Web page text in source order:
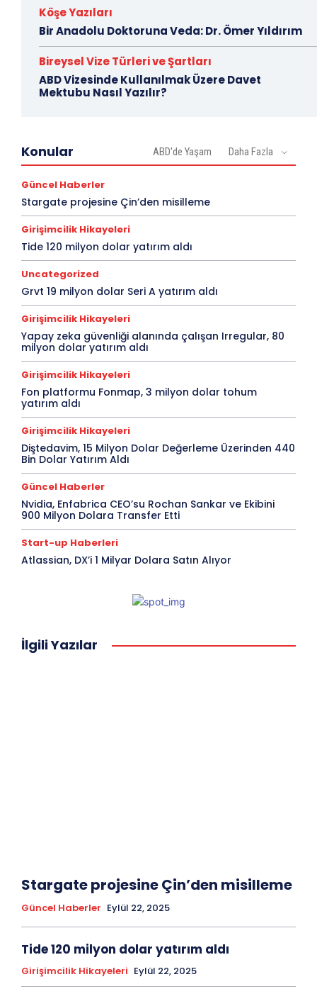
Köşe Yazıları
Bir Anadolu Doktoruna Veda: Dr. Ömer Yıldırım
Bireysel Vize Türleri ve Şartları
ABD Vizesinde Kullanılmak Üzere Davet
Mektubu Nasıl Yazılır?
Konular ABD'de Yaşam Daha Fazla
Güncel Haberler
Stargate projesine Çin’den misilleme
Girişimcilik Hikayeleri
Tide 120 milyon dolar yatırım aldı
Uncategorized
Grvt 19 milyon dolar Seri A yatırım aldı
Girişimcilik Hikayeleri
Yapay zeka güvenliği alanında çalışan Irregular, 80
milyon dolar yatırım aldı
Girişimcilik Hikayeleri
Fon platformu Fonmap, 3 milyon dolar tohum
yatırım aldı
Girişimcilik Hikayeleri
Diştedavim, 15 Milyon Dolar Değerleme Üzerinden 440
Bin Dolar Yatırım Aldı
Güncel Haberler
Nvidia, Enfabrica CEO’su Rochan Sankar ve Ekibini
900 Milyon Dolara Transfer Etti
Start-up Haberleri
Atlassian, DX’i 1 Milyar Dolara Satın Alıyor
İlgili Yazılar
Stargate projesine Çin’den misilleme
Güncel Haberler Eylül 22, 2025
Tide 120 milyon dolar yatırım aldı
Girişimcilik Hikayeleri Eylül 22, 2025